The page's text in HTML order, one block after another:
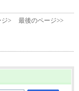
ジ> 最後のページ>>